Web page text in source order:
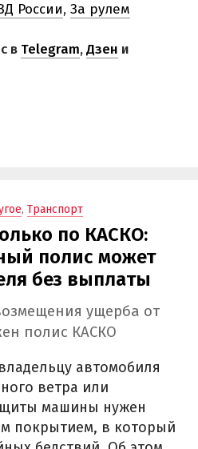
России, За рулем
в Telegram,Дзен и
, Транспорт
по КАСКО:
полис может
без выплаты
ущерба от
полис КАСКО
автомобиля
ветра или
машины нужен
покрытием, в который